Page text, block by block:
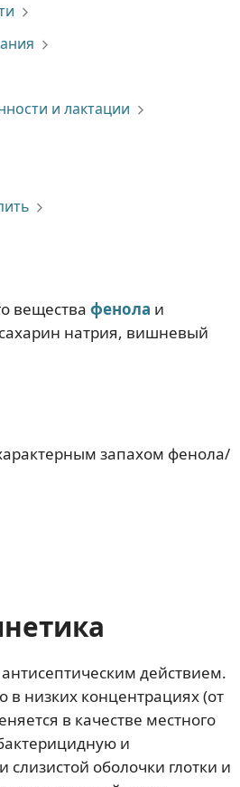
и лактации
вещества фенола и
натрия, вишневый
запахом фенола/
действием.
в низких концентрациях (от
в качестве местного
и
оболочки глотки и